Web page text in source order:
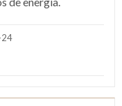
24